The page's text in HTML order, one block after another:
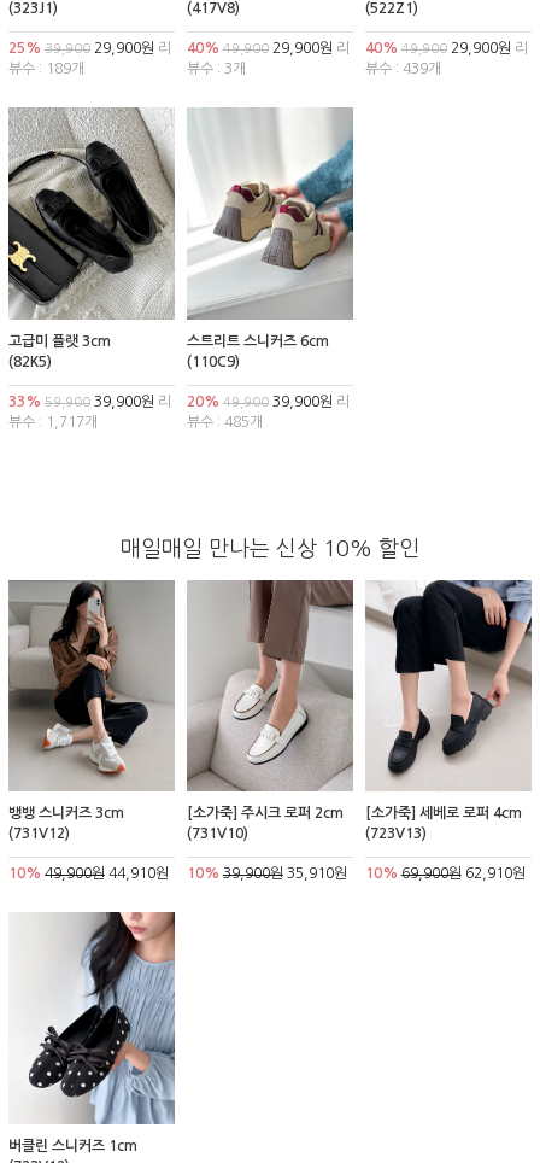
(323J1)
25% 39,900 29,900원 리
뷰수 : 189개
(417V8)
40% 49,90029,900원 리
뷰수 : 3개
(522Z1)
40% 49,90029,900원 리
뷰수 : 439개
고급미 플랫 3cm
(82K5)
33% 59,900 39,900원 리
뷰수 : 1,717개
스트리트 스니커즈 6cm
(110C9)
20% 49,90039,900원 리
뷰수 : 485개
매일매일 만나는 신상 10% 할인
뱅뱅 스니커즈 3cm
(731V12)
10% 49,900원 44,910원
[소가죽] 주시크 로퍼 2cm
(731V10)
10% 39,900원35,910원
[소가죽] 세베로 로퍼 4cm
(723V13)
10% 69,900원62,910원
버클린 스니커즈 1cm